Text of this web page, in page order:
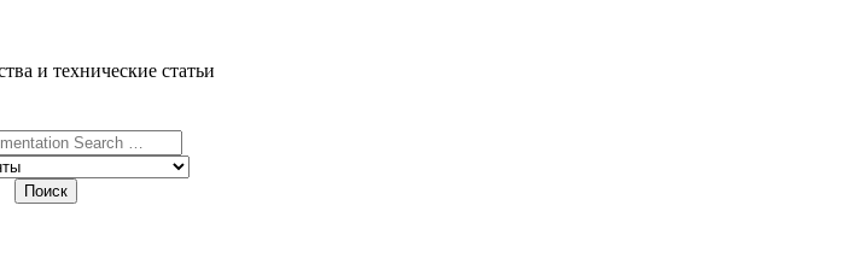
и технические статьи